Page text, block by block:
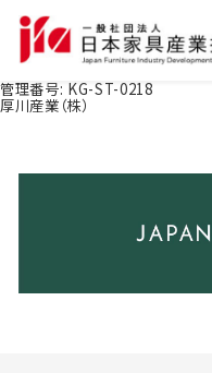
管理番号: KG-ST-0218
厚川産業（株）